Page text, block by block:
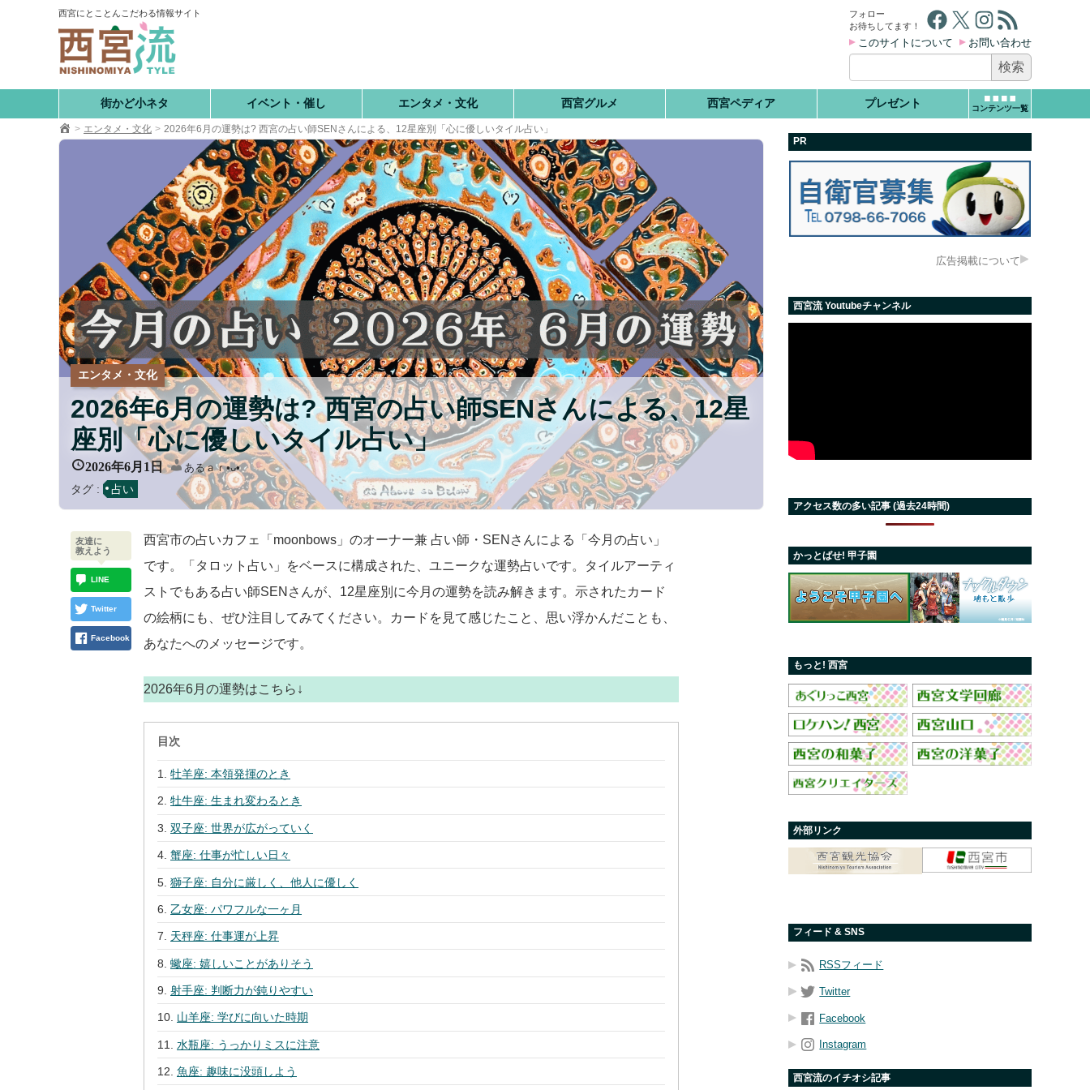
西宮にとことんこだわる情報サイト
街かど小ネタ イベント・催し エンタメ・文化 西宮グルメ 西宮ペディア プレゼント コンテンツ一覧
フォロー
お待ちしてます！
Facebook X Instagram RSS フィード
このサイトについて お問い合わせ
索:
エンタメ・文化 2026年6月の運勢は? 西宮の占い師SENさんによる、12星座別「心に優しいタイル占い」
エンタメ・文化
2026年6月の運勢は? 西宮の占い師SENさんによる、12星
座別「心に優しいタイル占い」
2026年6月1日 あるａｒ•⁠ᴗ⁠•⁠
タグ : 占い
西宮市の占いカフェ「moonbows」のオーナー兼 占い師・SENさんによる「今月の占い」
です。「タロット占い」をベースに構成された、ユニークな運勢占いです。タイルアーティ
ストでもある占い師SENさんが、12星座別に今月の運勢を読み解きます。示されたカード
の絵柄にも、ぜひ注目してみてください。カードを見て感じたこと、思い浮かんだことも、
あなたへのメッセージです。
2026年6月の運勢はこちら↓
目次
牡羊座: 本領発揮のとき
牡牛座: 生まれ変わるとき
双子座: 世界が広がっていく
蟹座: 仕事が忙しい日々
獅子座: 自分に厳しく、他人に優しく
乙女座: パワフルな一ヶ月
天秤座: 仕事運が上昇
蠍座: 嬉しいことがありそう
射手座: 判断力が鈍りやすい
山羊座: 学びに向いた時期
水瓶座: うっかりミスに注意
魚座: 趣味に没頭しよう
友達に
教えよう
LINE
Twitter
Facebook
PR
広告掲載について
西宮流 Youtubeチャンネル
アクセス数の多い記事 (過去24時間)
かっとばせ! 甲子園
もっと! 西宮
外部リンク
フィード & SNS
RSSフィード
Twitter
Facebook
Instagram
西宮流のイチオシ記事